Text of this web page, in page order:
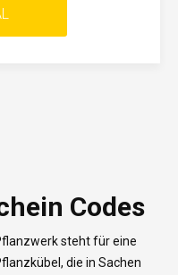
Codes
steht für eine
die in Sachen